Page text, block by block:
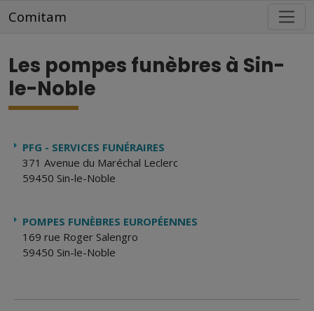
Comitam
Les pompes funèbres à Sin-
le-Noble
PFG - SERVICES FUNÉRAIRES
371 Avenue du Maréchal Leclerc
59450 Sin-le-Noble
POMPES FUNÈBRES EUROPÉENNES
169 rue Roger Salengro
59450 Sin-le-Noble